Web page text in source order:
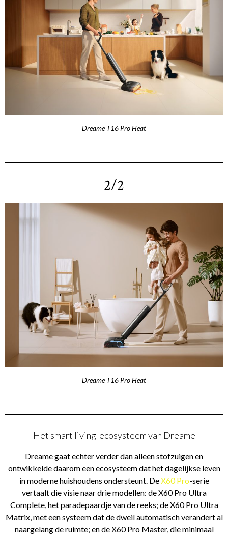
Dreame T16 Pro Heat
2/2
Dreame T16 Pro Heat
Het smart living-ecosysteem van Dreame
Dreame gaat echter verder dan alleen stofzuigen en
ontwikkelde daarom een ecosysteem dat het dagelijkse leven
in moderne huishoudens ondersteunt. DeX60 Pro-serie
vertaalt die visie naar drie modellen: de X60 Pro Ultra
Complete, het paradepaardje van de reeks; de X60 Pro Ultra
Matrix, met een systeem dat de dweil automatisch verandert al
naargelang de ruimte; en de X60 Pro Master, die minimaal